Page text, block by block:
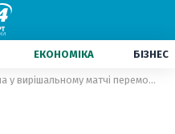
ЕКОНОМІКА БІЗНЕС
Україна у вирішальному матчі перемогла Ісландію та вийшла у плей-оф відбору на ЧС-2026